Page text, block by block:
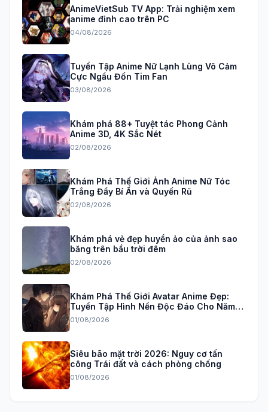
AnimeVietSub TV App: Trải nghiệm xem
anime đỉnh cao trên PC
04/08/2026
Tuyển Tập Anime Nữ Lạnh Lùng Vô Cảm
Cực Ngầu Đốn Tim Fan
03/08/2026
Khám phá 88+ Tuyệt tác Phong Cảnh
Anime 3D, 4K Sắc Nét
02/08/2026
Khám Phá Thế Giới Ảnh Anime Nữ Tóc
Trắng Đầy Bí Ẩn và Quyến Rũ
02/08/2026
Khám phá vẻ đẹp huyền ảo của ảnh sao
băng trên bầu trời đêm
02/08/2026
Khám Phá Thế Giới Avatar Anime Đẹp:
Tuyển Tập Hình Nền Độc Đáo Cho Năm
2026
01/08/2026
Siêu bão mặt trời 2026: Nguy cơ tấn
công Trái đất và cách phòng chống
01/08/2026